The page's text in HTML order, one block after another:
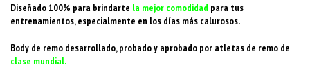
Diseñado 100% para brindarte la mejor comodidad para tus
entrenamientos, especialmente en los días más calurosos.
Body de remo desarrollado, probado y aprobado por atletas de remo de
clase mundial.